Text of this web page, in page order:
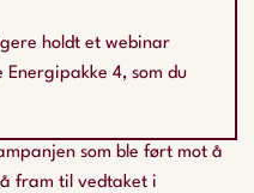
holdt et webinar
Energipakke 4, som du
som ble ført mot å
fram til vedtaket i